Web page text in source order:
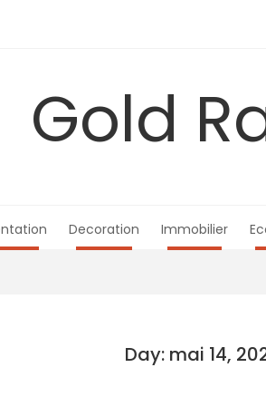
Gold
Decoration Immobilier
Day: mai 14,